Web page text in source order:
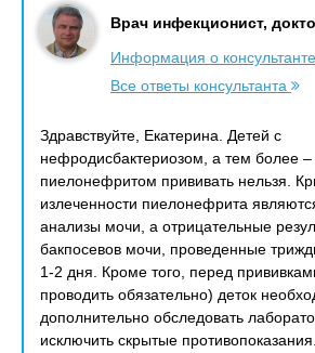
Врач инфекционист,
Информация о консультанте
Все ответы консультанта
Здравствуйте, Екатерина. Детей с
нефродисбактериозом, а тем более –
пиелонефритом прививать нельзя.
излеченности пиелонефрита
анализы мочи, а отрицательные
бакпосевов мочи, проведенные
1-2 дня. Кроме того, перед
проводить обязательно) деток
дополнительно обследовать
исключить скрытые